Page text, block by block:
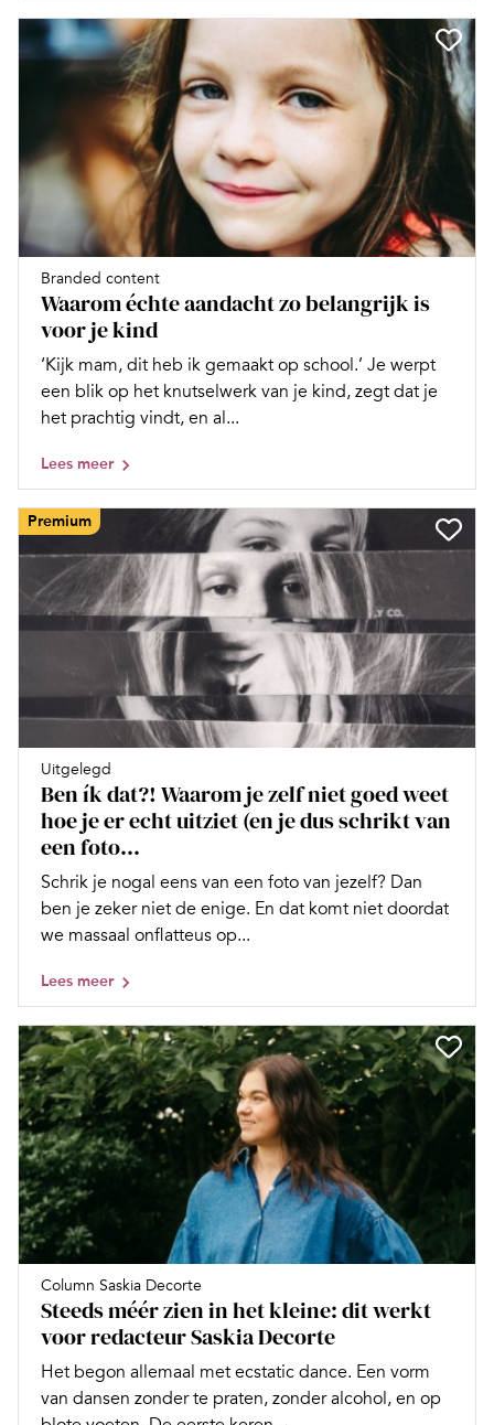
Branded content
Waarom échte aandacht zo belangrijk is
voor je kind
‘Kijk mam, dit heb ik gemaakt op school.’ Je werpt
een blik op het knutselwerk van je kind, zegt dat je
het prachtig vindt, en al...
Lees meer
Premium
Uitgelegd
Ben ík dat?! Waarom je zelf niet goed weet
hoe je er echt uitziet (en je dus schrikt van
een foto...
Schrik je nogal eens van een foto van jezelf? Dan
ben je zeker niet de enige. En dat komt niet doordat
we massaal onflatteus op...
Lees meer
Column Saskia Decorte
Steeds méér zien in het kleine: dit werkt
voor redacteur Saskia Decorte
Het begon allemaal met ecstatic dance. Een vorm
van dansen zonder te praten, zonder alcohol, en op